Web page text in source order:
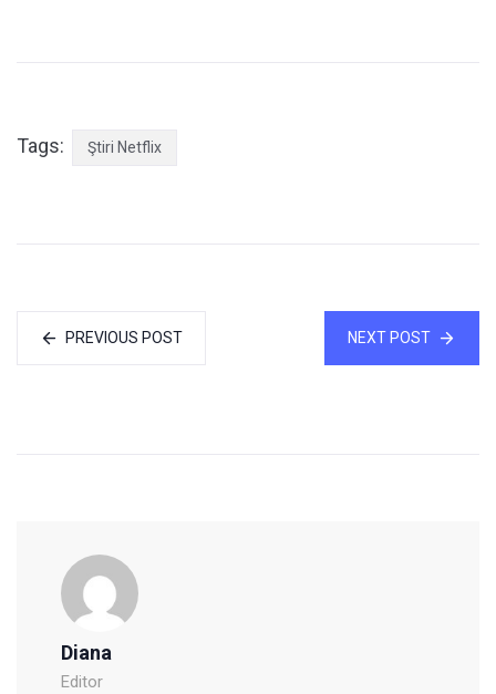
Tags: Ştiri Netflix
PREVIOUS POST NEXT POST
Diana
Editor